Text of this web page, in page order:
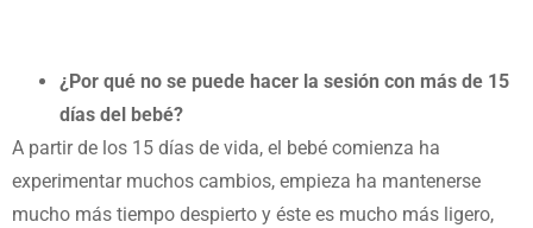
¿Por qué no se puede hacer la sesión con más de 15
días del bebé?
A partir de los 15 días de vida, el bebé comienza ha
experimentar muchos cambios, empieza ha mantenerse
mucho más tiempo despierto y éste es mucho más ligero,